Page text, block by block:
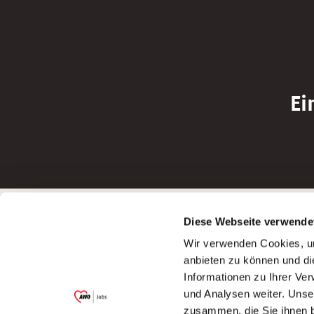
Diese Webseite
Wir verwenden Cookies,
anbieten zu können und
Informationen zu Ihrer
und Analysen weiter.
zusammen, die Sie ihnen
Garitz Bewirtschaftungsbetriebe GmbH
(Ein Tochterunternehmen des AWO
Bezirksverbandes Unterfranken e.V.)